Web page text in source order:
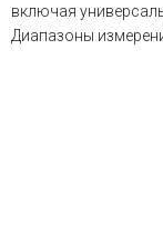
включая
Диапазоны